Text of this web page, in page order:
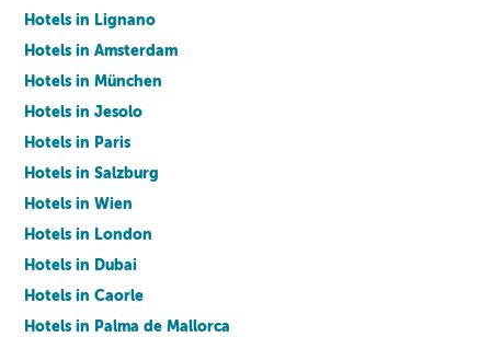
Hotels in Lignano
Hotels in Amsterdam
Hotels in München
Hotels in Jesolo
Hotels in Paris
Hotels in Salzburg
Hotels in Wien
Hotels in London
Hotels in Dubai
Hotels in Caorle
Hotels in Palma de Mallorca